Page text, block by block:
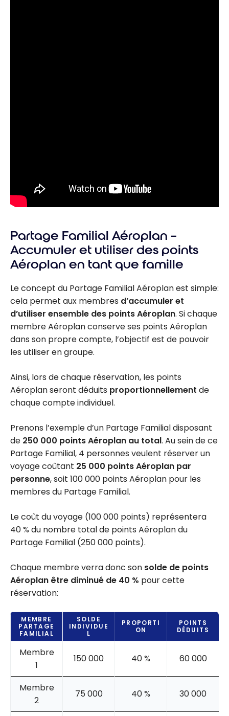
Partage Familial Aéroplan –
Accumuler et utiliser des points
Aéroplan en tant que famille
Le concept du Partage Familial Aéroplan est simple:
cela permet aux membres d’accumuler et
d’utiliser ensemble des points Aéroplan. Si chaque
membre Aéroplan conserve ses points Aéroplan
dans son propre compte, l’objectif est de pouvoir
les utiliser en groupe.
Ainsi, lors de chaque réservation, les points
Aéroplan seront déduits proportionnellement de
chaque compte individuel.
Prenons l’exemple d’un Partage Familial disposant
de 250 000 points Aéroplan au total. Au sein de ce
Partage Familial, 4 personnes veulent réserver un
voyage coûtant 25 000 points Aéroplan par
personne, soit 100 000 points Aéroplan pour les
membres du Partage Familial.
Le coût du voyage (100 000 points) représentera
40 % du nombre total de points Aéroplan du
Partage Familial (250 000 points).
Chaque membre verra donc son solde de points
Aéroplan être diminué de 40 % pour cette
réservation:
MEMBRE
PARTAGE
FAMILIAL
SOLDE
INDIVIDUE
L
PROPORTI
ON
POINTS
DÉDUITS
Membre
1
150 000 40 % 60 000
Membre
2
75 000 40 % 30 000